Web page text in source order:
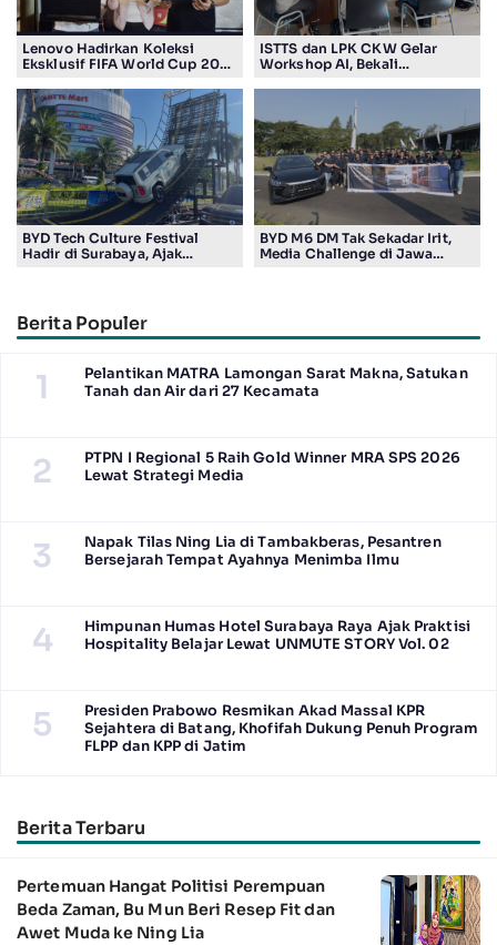
Lenovo Hadirkan Koleksi
Eksklusif FIFA World Cup 2026
Penggemar Teknologi dan
Sepak Bola
ISTTS dan LPK CKW Gelar
Workshop AI, Bekali
BYD Tech Culture Festival
Hadir di Surabaya, Ajak
BYD M6 DM Tak Sekadar Irit,
Media Challenge di Jawa
Berita Populer
1
Pelantikan MATRA Lamongan Sarat Makna, Satukan
Tanah dan Air dari 27 Kecamata
2
PTPN I Regional 5 Raih Gold Winner MRA SPS 2026
Lewat Strategi Media
3
Napak Tilas Ning Lia di Tambakberas, Pesantren
Bersejarah Tempat Ayahnya Menimba Ilmu
4
Himpunan Humas Hotel Surabaya Raya Ajak Praktisi
Hospitality Belajar Lewat UNMUTE STORY Vol. 02
5
Presiden Prabowo Resmikan Akad Massal KPR
Sejahtera di Batang, Khofifah Dukung Penuh Program
FLPP dan KPP di Jatim
Berita Terbaru
Pertemuan Hangat Politisi Perempuan
Beda Zaman, Bu Mun Beri Resep Fit dan
Awet Muda ke Ning Lia